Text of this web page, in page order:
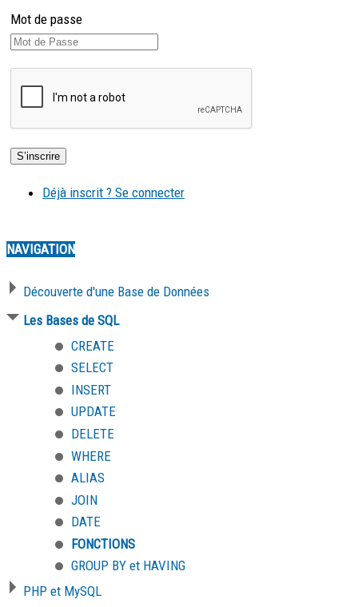
Mot de passe
Déjà inscrit ? Se connecter
NAVIGATION
Découverte d'une Base de Données
Les Bases de SQL
CREATE
SELECT
INSERT
UPDATE
DELETE
WHERE
ALIAS
JOIN
DATE
FONCTIONS
GROUP BY et HAVING
PHP et MySQL